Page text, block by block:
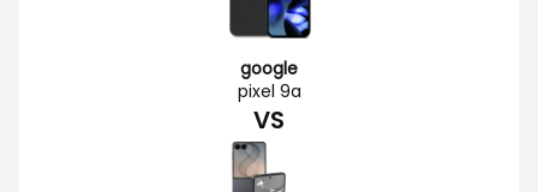
google
pixel 9a
VS